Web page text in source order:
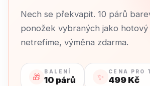
Nech se překvapit. 10 párů
ponožek vybraných jako hotový
netrefíme, výměna zdarma.
🎁
BALENÍ
10 párů ✨
CENA PRO
499 Kč